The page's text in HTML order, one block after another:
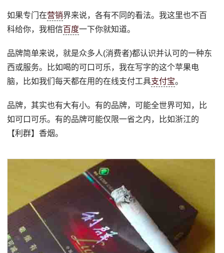
如果专门在营销界来说，各有不同的看法。我这里也不百
科给你，我相信百度一下你就知道。
品牌简单来说，就是众多人(消费者)都认识并认可的一种东
西或服务。比如喝的可口可乐，我在写字的这个苹果电
脑，比如我们每天都在用的在线支付工具支付宝。
品牌，其实也有大有小。有的品牌，可能全世界可知，比
如可口可乐。有的品牌可能仅限一省之内，比如浙江的
【利群】香烟。